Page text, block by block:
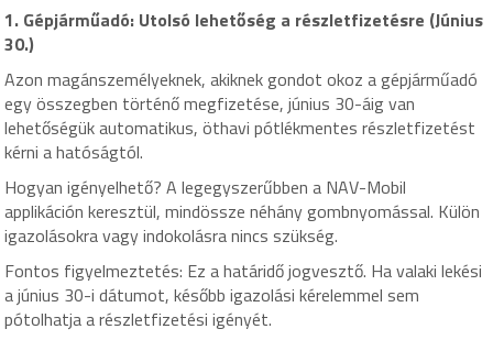
1. Gépjárműadó: Utolsó lehetőség a részletfizetésre (Június
30.)
Azon magánszemélyeknek, akiknek gondot okoz a gépjárműadó
egy összegben történő megfizetése, június 30-áig van
lehetőségük automatikus, öthavi pótlékmentes részletfizetést
kérni a hatóságtól.
Hogyan igényelhető? A legegyszerűbben a NAV-Mobil
applikáción keresztül, mindössze néhány gombnyomással. Külön
igazolásokra vagy indokolásra nincs szükség.
Fontos figyelmeztetés: Ez a határidő jogvesztő. Ha valaki lekési
a június 30-i dátumot, később igazolási kérelemmel sem
pótolhatja a részletfizetési igényét.